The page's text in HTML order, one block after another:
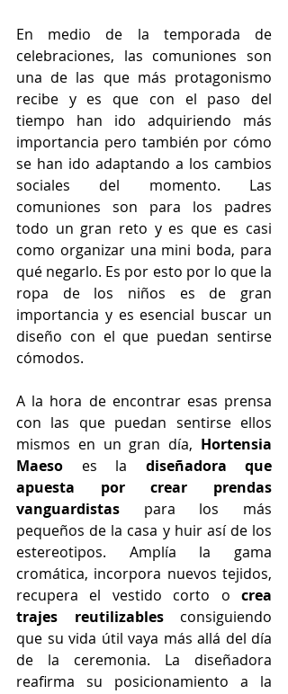
En medio de la temporada de
celebraciones, las comuniones son
una de las que más protagonismo
recibe y es que con el paso del
tiempo han ido adquiriendo más
importancia pero también por cómo
se han ido adaptando a los cambios
sociales del momento. Las
comuniones son para los padres
todo un gran reto y es que es casi
como organizar una mini boda, para
qué negarlo. Es por esto por lo que la
ropa de los niños es de gran
importancia y es esencial buscar un
diseño con el que puedan sentirse
cómodos.
A la hora de encontrar esas prensa
con las que puedan sentirse ellos
mismos en un gran día, Hortensia
Maeso es la diseñadora que
apuesta por crear prendas
vanguardistas para los más
pequeños de la casa y huir así de los
estereotipos. Amplía la gama
cromática, incorpora nuevos tejidos,
recupera el vestido corto o crea
trajes reutilizables consiguiendo
que su vida útil vaya más allá del día
de la ceremonia. La diseñadora
reafirma su posicionamiento a la